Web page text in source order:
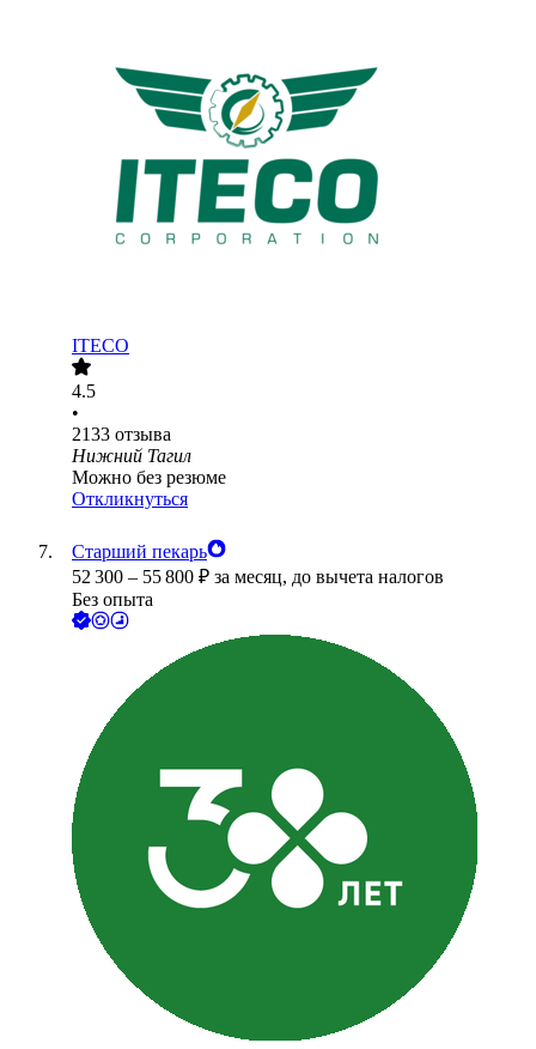
ITECO
4.5
•
2133 отзыва
Нижний Тагил
Можно без резюме
Откликнуться
Старший пекарь
52 300 – 55 800 ₽ за месяц, до вычета налогов
Без опыта